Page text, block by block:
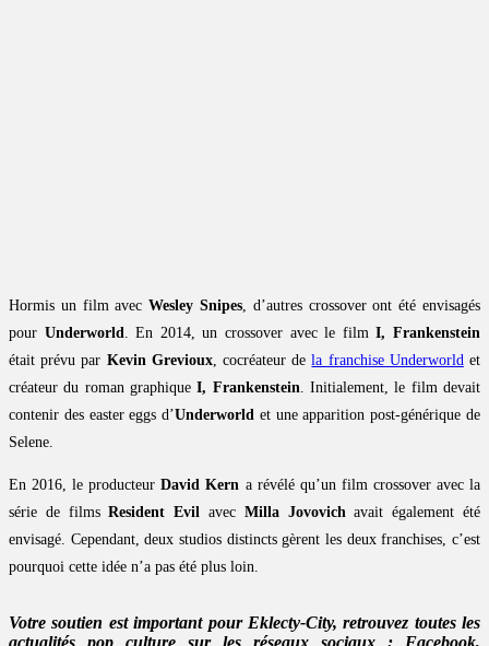
Hormis un film avecWesley Snipes , d’autres crossover ont été envisagés
pour Underworld . En 2014, un crossover avec le filmI, Frankenstein
était prévu par Kevin Grevioux, cocréateur dela franchise Underworld et
créateur du roman graphiqueI, Frankenstein . Initialement, le film devait
contenir des easter eggs d’Underworld et une apparition post-générique de
Selene.
En 2016, le producteurDavid Kern a révélé qu’un film crossover avec la
série de filmsResident Evil avec Milla Jovovich avait également été
envisagé. Cependant, deux studios distincts gèrent les deux franchises, c’est
pourquoi cette idée n’a pas été plus loin.
Votre soutien est important pour Eklecty-City, retrouvez toutes les
actualités pop culture sur les réseaux sociaux : Facebook,